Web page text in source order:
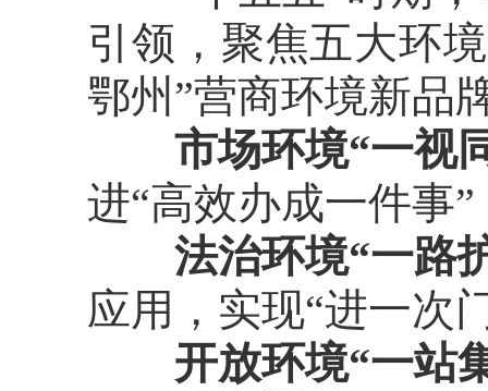
引领，聚焦五大环
鄂州”营商环境新品
市场环境“一视
进“高效办成一件事”
法治环境“一路
应用，实现“进一次
开放环境“一站